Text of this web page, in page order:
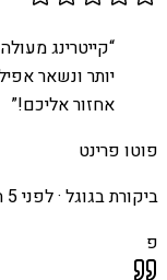
“קייטרינג
יותר ונשאר
אחזור אליכם!”
פוטו פרינט
ביקורת בגוגל ·לפני 5 חודשים
פ